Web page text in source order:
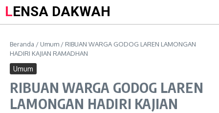
LENSA DAKWAH
Beranda / Umum / RIBUAN WARGA GODOG LAREN LAMONGAN
HADIRI KAJIAN RAMADHAN
Umum
RIBUAN WARGA GODOG LAREN
LAMONGAN HADIRI KAJIAN